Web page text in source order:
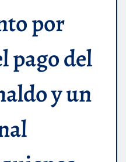
por
pago del
y un